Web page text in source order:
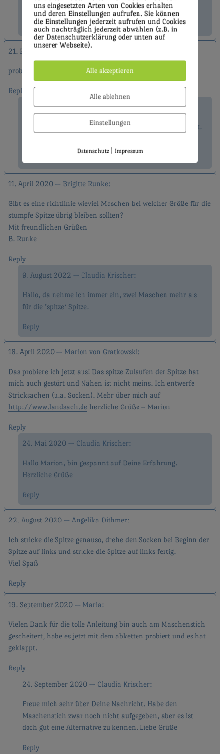
Claudia
Reply
21. Februar 2020 Manuela
probiere ich aus,gefällt mir
Reply
2. März 2020
Claudia Krischer
Prima! Würde mich freuen, zu hören wie es geklappt hat.
11. April 2020 Brigitte Runke
Gibt es eine richtlinie wieviel Maschen bei welcher Größe für die
stumpfe Spitze übrig bleiben sollten?
Mit freundlichen Grüßen
B. Runke
Reply
9. August 2022
Claudia Krischer
Hallo, da nehme ich immer ein, zwei Maschen mehr als
für die ’spitze‘ Spitze.
Reply
18. April 2020 Marion von Gratkowski
Das probiere ich jetzt aus! Das spitze Zulaufen der Spitze hat
mich auch gestört und Nähen ist nicht meins. Ich entwerfe
Stricksachen (u.a. Socken). Mehr über mich auf
http://www.landsach.de herzliche Grüße – Marion
Reply
24. Mai 2020
Claudia Krischer
Hallo Marion, bin gespannt auf Deine Erfahrung.
Herzliche Grüße
Reply
22. August 2020 Angelika Dithmer
Ich stricke die Spitze genauso, drehe den Socken bei Beginn der
Spitze auf links und stricke die Spitze auf links fertig.
Viel Spaß
Reply
19. September 2020 Maria
Vielen Dank für die tolle Anleitung bin auch am Maschenstich
gescheitert, habe es jetzt mit dem abketten probiert und es hat
geklappt.
Reply
24. September 2020
Claudia Krischer
Freue mich sehr über Deine Nachricht. Habe den
Maschenstich zwar noch nicht aufgegeben, aber es ist
doch gut eine Alternative zu kennen. Liebe Grüße
Reply
uns eingesetzten Arten von Cookies erhalten
und deren Einstellungen aufrufen. Sie können
die Einstellungen jederzeit aufrufen und Cookies
auch nachträglich jederzeit abwählen (z.B. in
der Datenschutzerklärung oder unten auf
unserer Webseite).
Alle akzeptieren
Alle ablehnen
Einstellungen
Datenschutz| Impressum